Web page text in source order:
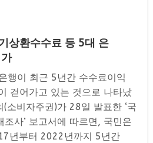
상환수수료 등 5대 은
행이 최근 5년간 수수료이익
걷어가고 있는 것으로 나타났
소비자주권)가 28일 발표한 ‘국
사’ 보고서에 따르면, 국민은
년부터 2022년까지 5년간